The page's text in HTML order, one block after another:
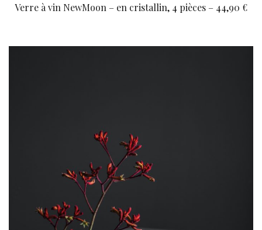
Verre à vin NewMoon – en cristallin, 4 pièces – 44,90 €